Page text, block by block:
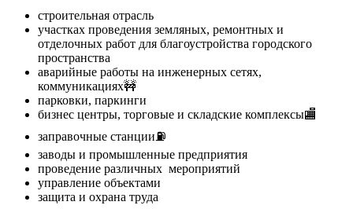
строительная отрасль
участках проведения земляных, ремонтных и
отделочных работ для благоустройства городского
пространства
аварийные работы на инженерных сетях,
коммуникациях🚧
парковки, паркинги
бизнес центры, торговые и складские комплексы🏬
заправочные станции⛽
заводы и промышленные предприятия
проведение различных мероприятий
управление объектами
защита и охрана труда